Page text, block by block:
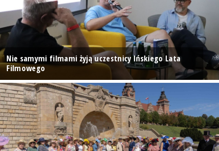
Nie samymi filmami żyją uczestnicy Ińskiego Lata
Filmowego